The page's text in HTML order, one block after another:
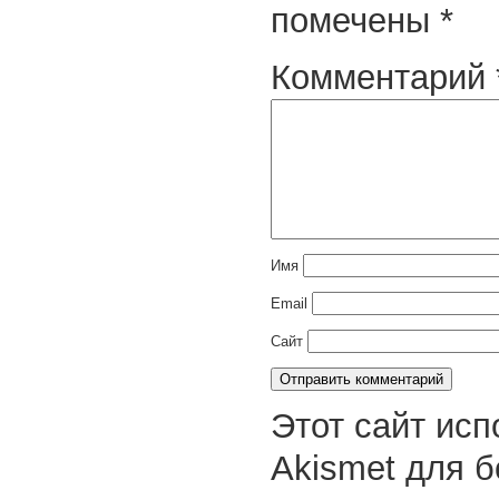
помечены *
Комментарий
Имя
Email
Сайт
Этот сайт
Akismet для